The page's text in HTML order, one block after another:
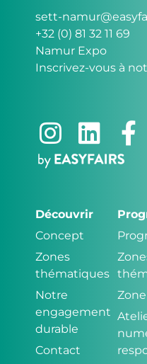
sett-
+32 (0) 81 32 11 69
Namur Expo
Inscrivez-vous à
Découvrir
Concept
Zones
thématiques
Notre
engagement
durable
Contact
Zone